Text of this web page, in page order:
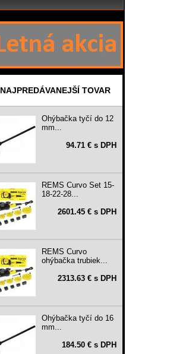
NAJPREDÁVANEJŠÍ TOVAR
Ohýbačka tyčí do 12
mm...
94.71 € s DPH
REMS Curvo Set 15-
18-22-28...
2601.45 € s DPH
REMS Curvo
ohýbačka trubiek...
2313.63 € s DPH
Ohýbačka tyčí do 16
mm...
184.50 € s DPH